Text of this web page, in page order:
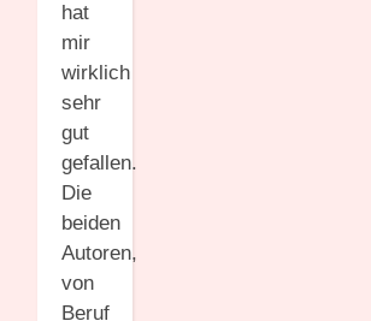
hat
mir
wirklich
sehr
gut
gefallen.
Die
beiden
Autoren,
von
Beruf